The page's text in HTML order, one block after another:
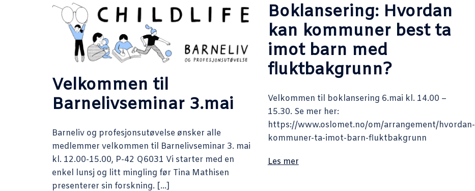
Velkommen til
Barnelivseminar 3.mai
Barneliv og profesjonsutøvelse ønsker alle
medlemmer velkommen til Barnelivseminar 3. mai
kl. 12.00-15.00, P-42 Q6031 Vi starter med en
enkel lunsj og litt mingling før Tina Mathisen
presenterer sin forskning. […]
Boklansering: Hvordan
kan kommuner best ta
imot barn med
fluktbakgrunn?
Velkommen til boklansering 6.mai kl. 14.00 –
15.30. Se mer her:
https://www.oslomet.no/om/arrangement/hvordan-
kommuner-ta-imot-barn-fluktbakgrunn
Les mer